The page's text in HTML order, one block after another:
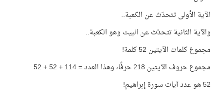
الآية الأولى تتحدّث عن الكعبة..
والآية الثانية تتحدّث عن البيت وهو الكعبة..
مجموع كلمات الآيتين 52 كلمة!
مجموع حروف الآيتين 218 حرفًا، وهذا العدد = 114 + 52 + 52
52 هو عدد آيات سورة إبراهيم!